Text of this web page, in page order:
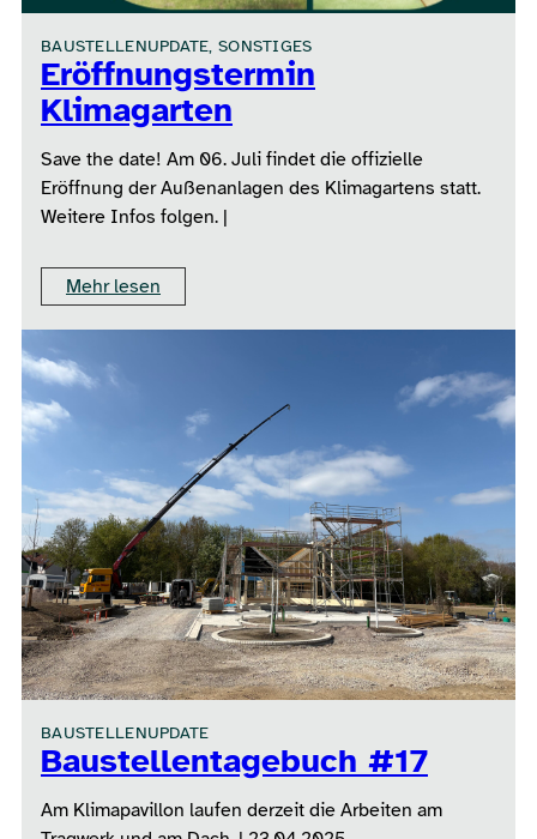
BAUSTELLENUPDATE, SONSTIGES
Eröffnungstermin
Klimagarten
Save the date! Am 06. Juli findet die offizielle
Eröffnung der Außenanlagen des Klimagartens statt.
Weitere Infos folgen. |
Mehr lesen
BAUSTELLENUPDATE
Baustellentagebuch #17
Am Klimapavillon laufen derzeit die Arbeiten am